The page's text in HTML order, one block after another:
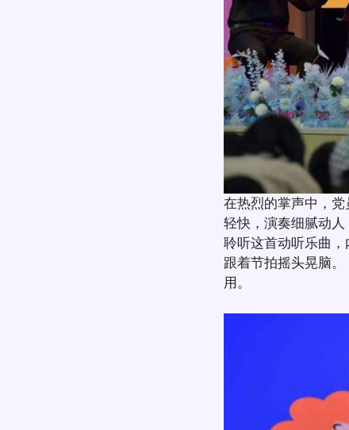
在热烈的掌声中，
轻快，演奏细腻动
聆听这首动听乐曲
跟着节拍摇头晃脑
用。